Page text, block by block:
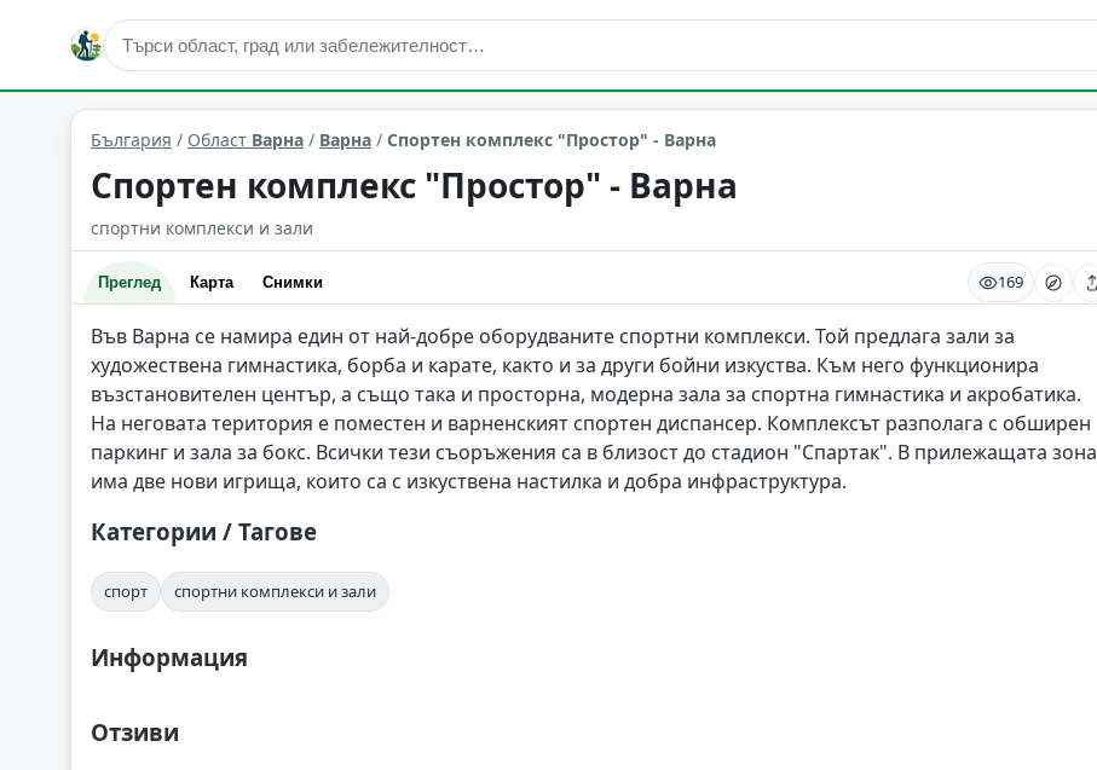
спорт Варна Област: Варна
България / Област Варна / Варна / Спортен комплекс "Простор" - Варна
Спортен комплекс "Простор" - Варна
спортни комплекси и зали
Преглед Карта Снимки 169
Във Варна се намира един от най-добре оборудваните спортни комплекси. Той предлага зали за
художествена гимнастика, борба и карате, както и за други бойни изкуства. Към него функционира
възстановителен център, а също така и просторна, модерна зала за спортна гимнастика и акробатика.
На неговата територия е поместен и варненският спортен диспансер. Комплексът разполага с обширен
паркинг и зала за бокс. Всички тези съоръжения са в близост до стадион "Спартак". В прилежащата зона
има две нови игрища, които са с изкуствена настилка и добра инфраструктура.
Категории / Тагове
спорт спортни комплекси и зали
Информация
Отзиви